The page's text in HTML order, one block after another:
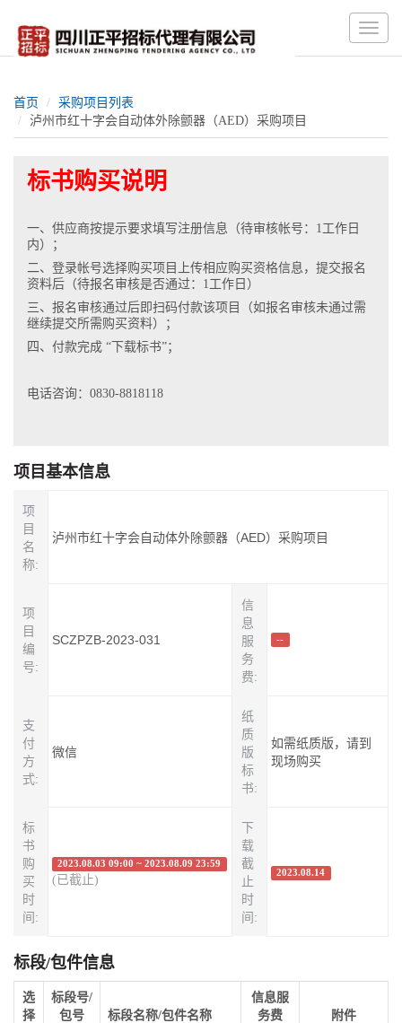
Toggle
首页
采购项目列表
泸州市红十字会自动体外除颤器（AED）采购项目
标书购买说明
一、供应商按提示要求填写注册信息（待审核帐号：1工作日
内）；
二、登录帐号选择购买项目上传相应购买资格信息，提交报名
资料后（待报名审核是否通过：1工作日）
三、报名审核通过后即扫码付款该项目（如报名审核未通过需
继续提交所需购买资料）；
四、付款完成 “下载标书”；
电话咨询：0830-8818118
项目基本信息
项
目
名
称:
泸州市红十字会自动体外除颤器（AED）采购项目
项
目
编
号:
SCZPZB-2023-031
信
息
服
务
费:
--
支
付
方
式:
微信
纸
质
版
标
书:
如需纸质版，请到
现场购买
标
书
购
买
时
间:
2023.08.03 09:00 ~ 2023.08.09 23:59
(已截止)
下
载
截
止
时
间:
2023.08.14
标段/包件信息
选
择
标段号/
包号
标段名称/包件名称
信息服
务费
附件